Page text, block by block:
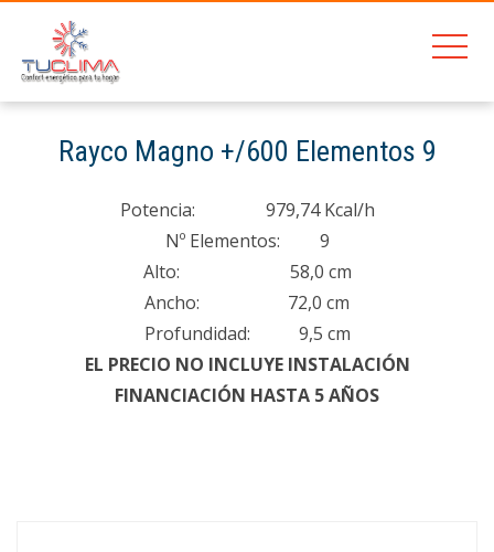
Rayco Magno +/600 Elementos 9
Potencia: 979,74 Kcal/h
Nº Elementos: 9
Alto: 58,0 cm
Ancho: 72,0 cm
Profundidad: 9,5 cm
EL PRECIO NO INCLUYE INSTALACIÓN
FINANCIACIÓN HASTA 5 AÑOS